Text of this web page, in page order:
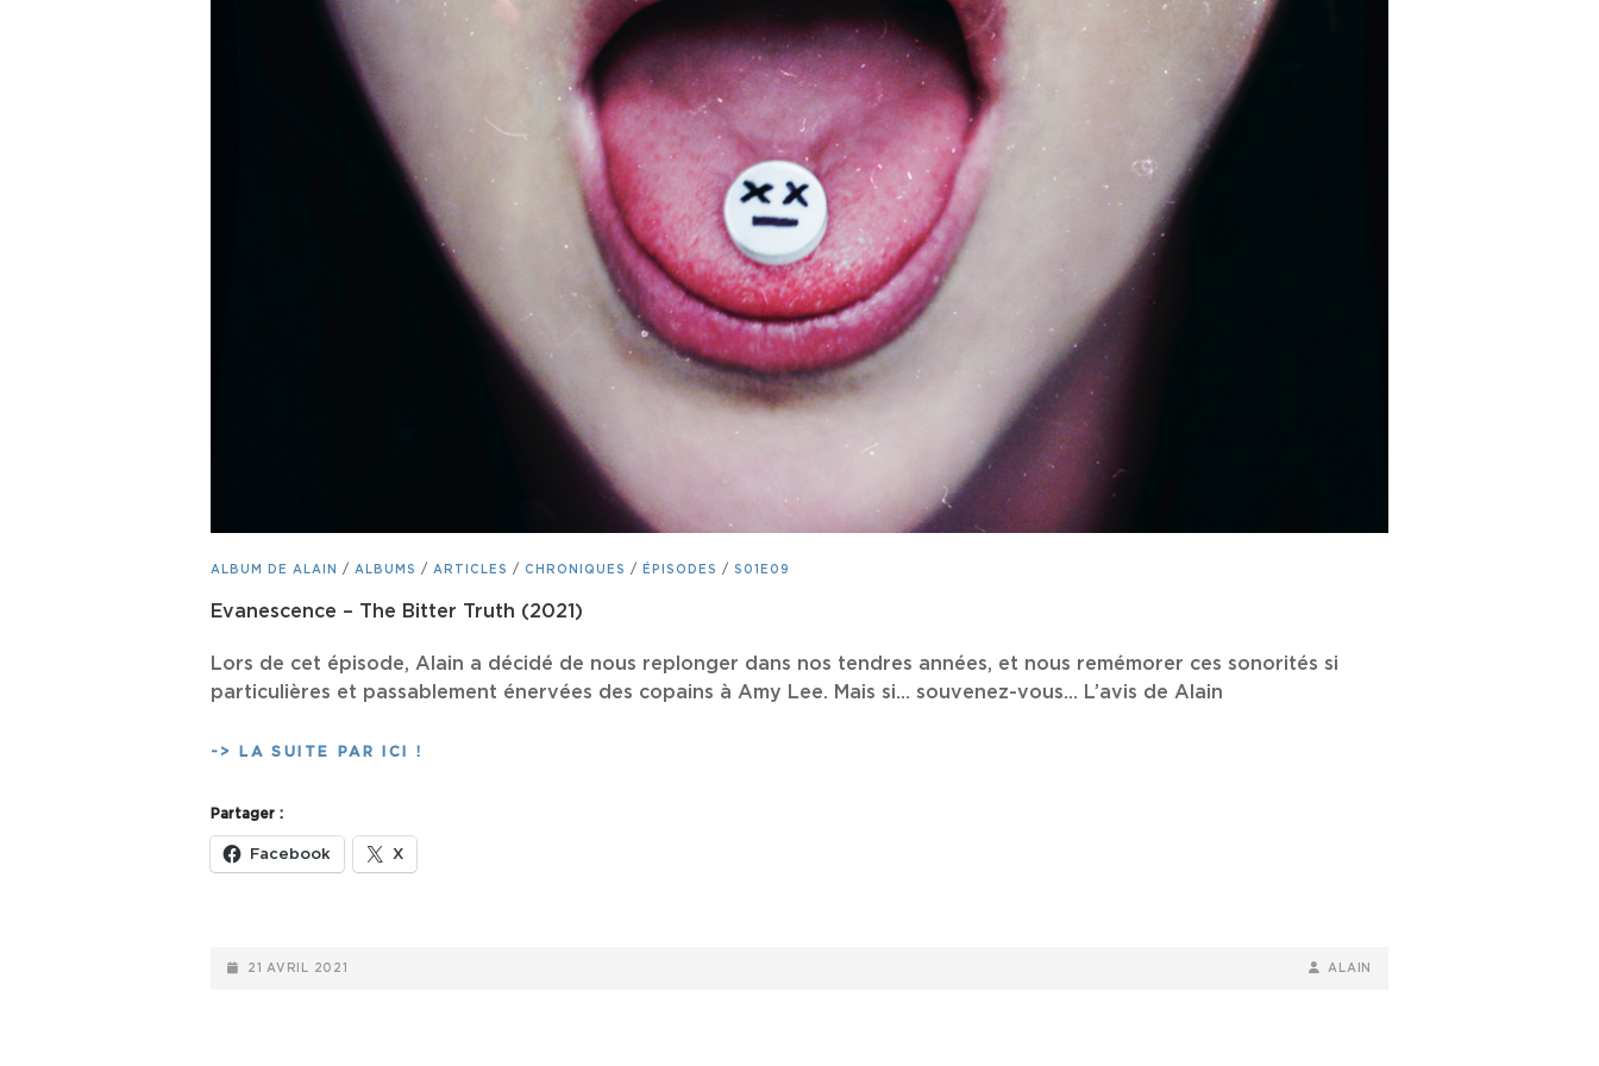
CAT
ALBUM DE ALAIN / ALBUMS / ARTICLES / CHRONIQUES / ÉPISODES / S01E09
Evanescence – The Bitter Truth (2021)
Lors de cet épisode, Alain a décidé de nous replonger dans nos tendres années, et nous remémorer ces sonorités si
particulières et passablement énervées des copains à Amy Lee. Mais si… souvenez-vous… L’avis de Alain
-> LA SUITE PAR ICI !
Partager :
Facebook X
POSTED-
21 AVRIL 2021
BY
BYLINE
ALAIN